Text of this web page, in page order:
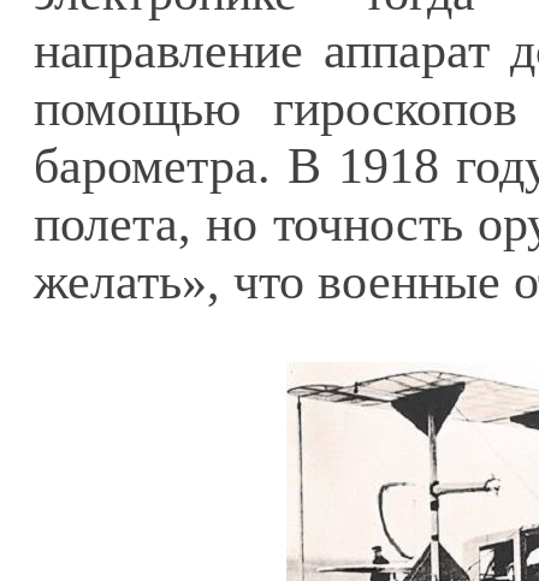
направление аппарат
помощью
барометра. В 1918
полета, но точность
желать», что военные